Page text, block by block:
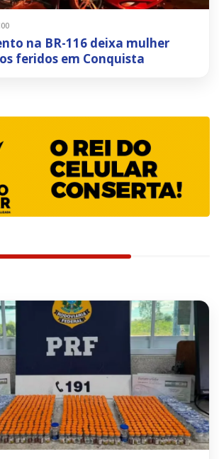
na BR-116 deixa mulher
feridos em Conquista